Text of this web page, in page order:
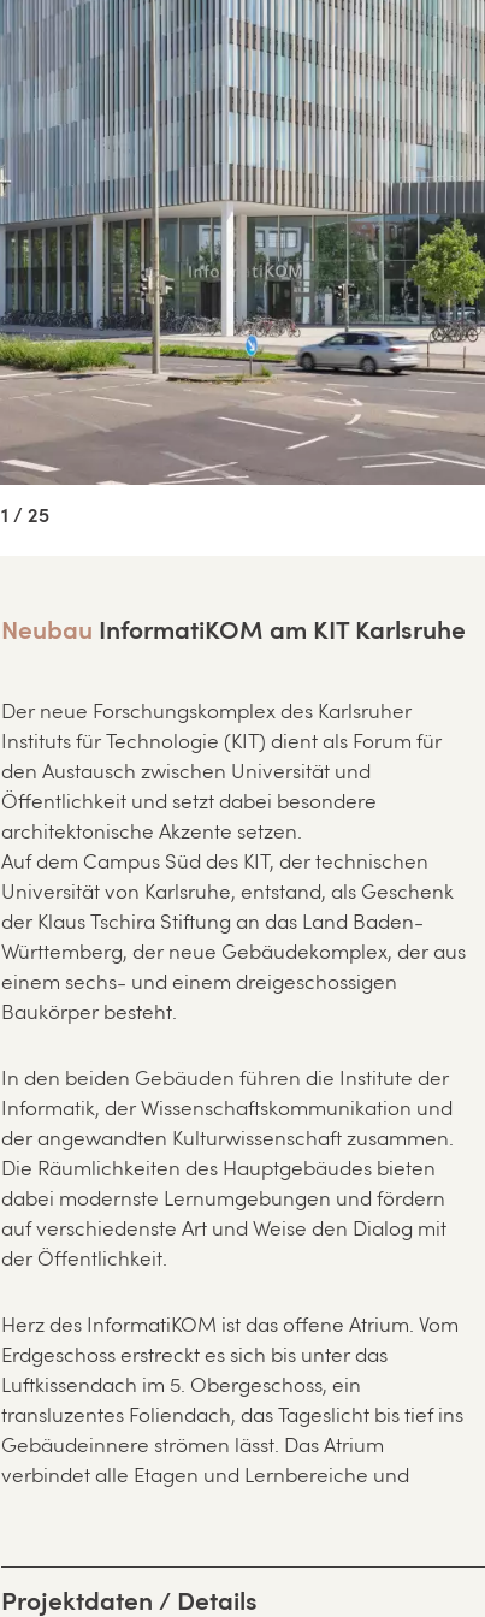
1 / 25
Neubau InformatiKOM am KIT Karlsruhe
Der neue Forschungskomplex des Karlsruher
Instituts für Technologie (KIT) dient als Forum für
den Austausch zwischen Universität und
Öffentlichkeit und setzt dabei besondere
architektonische Akzente setzen.
Auf dem Campus Süd des KIT, der technischen
Universität von Karlsruhe, entstand, als Geschenk
der Klaus Tschira Stiftung an das Land Baden-
Württemberg, der neue Gebäudekomplex, der aus
einem sechs- und einem dreigeschossigen
Baukörper besteht.
In den beiden Gebäuden führen die Institute der
Informatik, der Wissenschaftskommunikation und
der angewandten Kulturwissenschaft zusammen.
Die Räumlichkeiten des Hauptgebäudes bieten
dabei modernste Lernumgebungen und fördern
auf verschiedenste Art und Weise den Dialog mit
der Öffentlichkeit.
Herz des InformatiKOM ist das offene Atrium. Vom
Erdgeschoss erstreckt es sich bis unter das
Luftkissendach im 5. Obergeschoss, ein
transluzentes Foliendach, das Tageslicht bis tief ins
Gebäudeinnere strömen lässt. Das Atrium
verbindet alle Etagen und Lernbereiche und
Projektdaten / Details